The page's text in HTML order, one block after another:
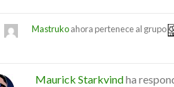
Mastrukoahora pertenece al grupo
Maurick Starkvindha